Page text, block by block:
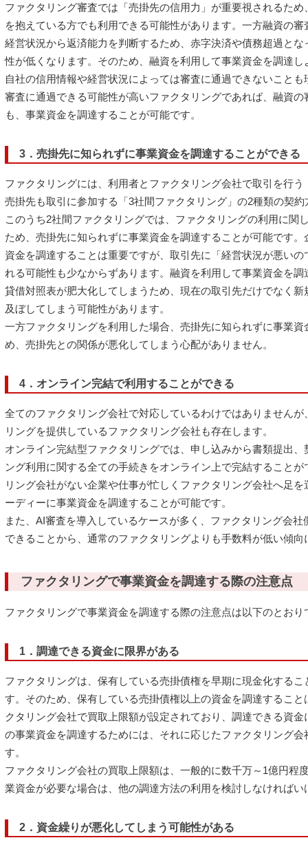
ファクタリング審査では「売掛先の信用力」が重要視されるた
を抱えている方でも利用できる可能性があります。一方融資の
経営状況から返済能力を判断するため、赤字決済や債務超過と
性が低くなります。そのため、融資を利用して事業資金を調達
自社の信用情報や経営状況によっては審査に通過できないこと
審査に通過できる可能性が高いファクタリングであれば、融資
も、事業資金を調達することが可能です。
3．売掛先に知られずに事業資金を調達することができる
ファクタリングには、利用者とファクタリング会社で取引を行
売掛先も取引に参加する「3社間ファクタリング」の2種類の契
このうち2社間ファクタリングでは、ファクタリングの利用に関
ため、売掛先に知られずに事業資金を調達することが可能です
資金を調達することは重要ですが、取引先に「経営状況が悪い
れる可能性も少なからずあります。融資を利用して事業資金を
貸借対照表が肥大化してしまうため、現在の取引先だけでなく
及ぼしてしまう可能性があります。
一方ファクタリングを利用した場合、売掛先に知られずに事業
め、売掛先との関係が悪化してしまう心配がありません。
4．オンライン完結で利用することができる
全てのファクタリング会社で対応しているわけではありません
リングを提供しているファクタリング会社も存在します。
オンライン完結型ファクタリングでは、申し込みから書類提出
ング利用に関する全ての手続きをオンライン上で完結すること
リング会社がない企業や仕事が忙しくファクタリング会社へ足
ーディーに事業資金を調達することが可能です。
また、AI審査を導入しているケースが多く、ファクタリング会
できることから、通常のファクタリングよりも手数料が低い傾向
ファクタリングで事業資金を調達する際の注意点
ファクタリングで事業資金を調達する際の注意点は以下のとおり
1．調達できる資金に限界がある
ファクタリングは、保有している売掛債権を早期に現金化する
す。そのため、保有している売掛債権以上の資金を調達するこ
クタリング会社で買取上限額が設定されており、調達できる資
の事業資金を調達するためには、それに応じたファクタリング
す。
ファクタリング会社の買取上限額は、一般的に数千万～1億円程
業資金が必要な場合は、他の調達方法の利用を検討しなければい
2．資金繰りが悪化してしまう可能性がある